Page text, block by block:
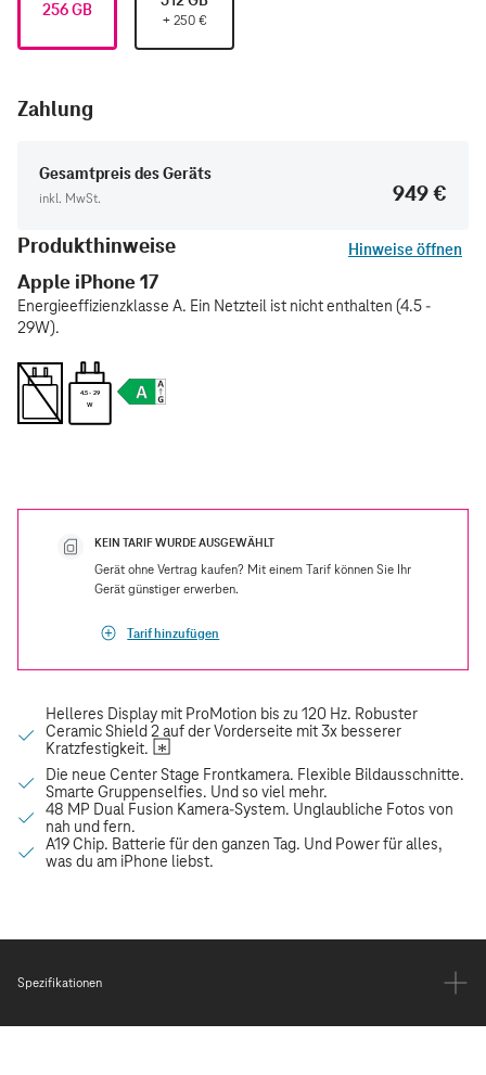
256 GB
+ 250 €
Zahlung
Gesamtpreis des Geräts
inkl. MwSt.
949 €
Produkthinweise
Hinweise öffnen
Apple iPhone 17
Energieeffizienzklasse A. Ein Netzteil ist nicht enthalten (4.5 -
29W).
4.5 - 29
W
KEIN TARIF WURDE AUSGEWÄHLT
Gerät ohne Vertrag kaufen? Mit einem Tarif können Sie Ihr
Gerät günstiger erwerben.
Tarif hinzufügen
Spezifikationen